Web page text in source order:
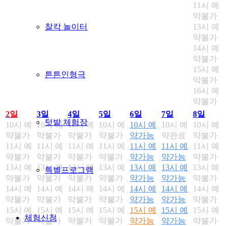
찰칵 놀이터
튼튼인형극
텃밭 체험장
특별프로그램
체험신청
11시 예
약불가
13시 예
약불가
14시 예
약불가
15시 예
약불가
16시 예
약불가
2일
10시 예
약불가
11시 예
약불가
13시 예
약불가
14시 예
약불가
15시 예
약불가
3일
10시 예
약불가
11시 예
약불가
13시 예
약불가
14시 예
약불가
15시 예
약불가
4일
10시 예
약불가
11시 예
약불가
13시 예
약불가
14시 예
약불가
15시 예
약불가
5일
10시 예
약불가
11시 예
약불가
13시 예
약불가
14시 예
약불가
15시 예
약불가
6일
10시 예
약가능
11시 예
약가능
13시 예
약가능
14시 예
약가능
15시 예
약가능
7일
10시 예
약완료
11시 예
약가능
13시 예
약가능
14시 예
약가능
15시 예
약가능
8일
10시 예
약불가
11시 예
약불가
13시 예
약불가
14시 예
약불가
15시 예
약불가